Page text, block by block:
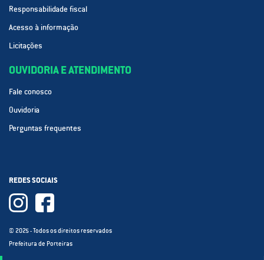
Responsabilidade fiscal
Acesso à informação
Licitações
OUVIDORIA E ATENDIMENTO
Fale conosco
Ouvidoria
Perguntas frequentes
REDES SOCIAIS
© 2025 - Todos os direitos reservados
Prefeitura de Porteiras